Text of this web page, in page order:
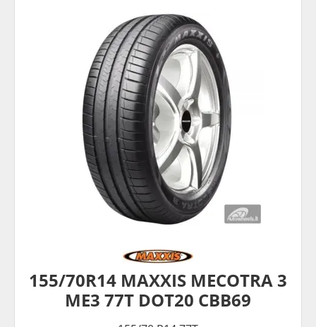
155/70R14 MAXXIS MECOTRA 3
ME3 77T DOT20 CBB69